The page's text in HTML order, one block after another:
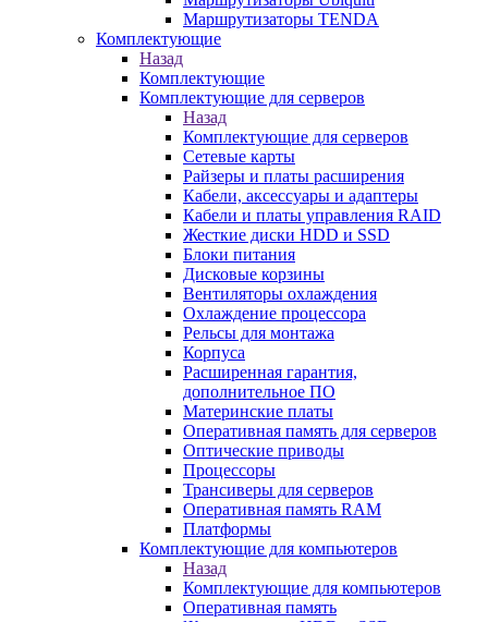
Маршрутизаторы TENDA
Комплектующие
Назад
Комплектующие
Комплектующие для серверов
Назад
Комплектующие для серверов
Сетевые карты
Райзеры и платы расширения
Кабели, аксессуары и адаптеры
Кабели и платы управления RAID
Жесткие диски HDD и SSD
Блоки питания
Дисковые корзины
Вентиляторы охлаждения
Охлаждение процессора
Рельсы для монтажа
Корпуса
Расширенная гарантия,
дополнительное ПО
Материнские платы
Оперативная память для серверов
Оптические приводы
Процессоры
Трансиверы для серверов
Оперативная память RAM
Платформы
Комплектующие для компьютеров
Назад
Комплектующие для компьютеров
Оперативная память